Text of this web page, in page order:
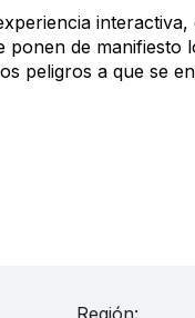
ponen de
peligros a que se
Región: